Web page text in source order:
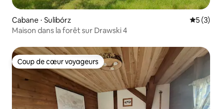
Cabane ⋅ Sulibórz
5 (3)
Maison dans la forêt sur Drawski 4
Coup de cœur voyageurs
Coup de cœur voyageurs